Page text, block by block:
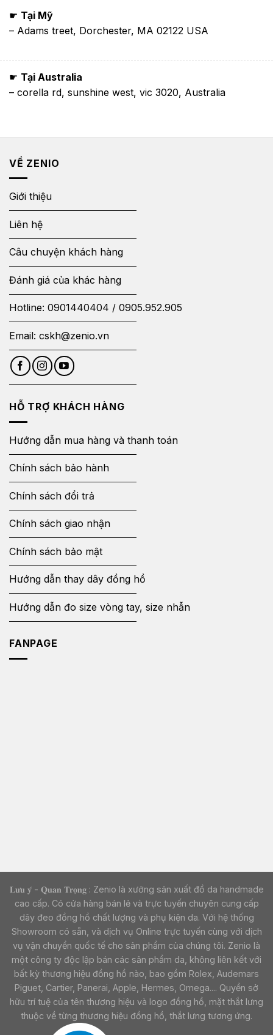
☛ Tại Mỹ
– Adams treet, Dorchester, MA 02122 USA
☛ Tại Australia
– corella rd, sunshine west, vic 3020, Australia
VỀ ZENIO
Giới thiệu
Liên hệ
Câu chuyện khách hàng
Đánh giá của khác hàng
Hotline: 0901440404 / 0905.952.905
Email: cskh@zenio.vn
HỖ TRỢ KHÁCH HÀNG
Hướng dẫn mua hàng và thanh toán
Chính sách bảo hành
Chính sách đổi trả
Chính sách giao nhận
Chính sách bảo mật
Hướng dẫn thay dây đồng hồ
Hướng dẫn đo size vòng tay, size nhẫn
FANPAGE
𝐋𝐮̛𝐮 𝐲́ - 𝐐𝐮𝐚𝐧 𝐓𝐫𝐨̣𝐧𝐠 : Zenio là xưởng sản xuất đồ da handmade
cao cấp. Có cửa hàng bán lẻ và trực tuyến chuyên cung cấp
dây đeo đồng hồ chất lượng và phụ kiện da. Với hệ thống
Showroom có sẵn, và dịch vụ Online trực tuyến cùng với dịch
vụ vận chuyển quốc tế cho sản phẩm của chúng tôi. Zenio là
một công ty độc lập bán các sản phẩm da, không liên kết với
bất kỳ thương hiệu đồng hồ nào, bao gồm Rolex, Audemars
Piguet, Cartier, Panerai, Apple, Hermes, Omega.... Quyền sở
hữu trí tuệ của tên thương hiệu và logo đồng hồ, mặt thắt lưng
thuộc về từng thương hiệu đồng hồ, thắt lưng tương ứng.